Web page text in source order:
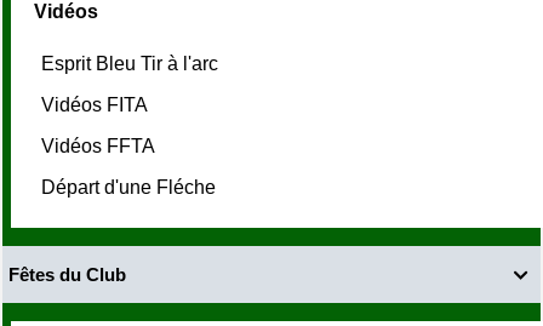
Vidéos
Esprit Bleu Tir à l'arc
Vidéos FITA
Vidéos FFTA
Départ d'une Fléche

Fêtes du Club